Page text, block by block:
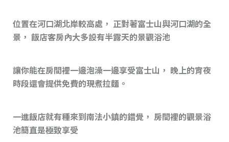
位置在河口湖北岸較高處， 正對著富士山與河口湖的全
景， 飯店客房內大多設有半露天的景觀浴池
讓你能在房間裡一邊泡澡一邊享受富士山， 晚上的宵夜
時段還會提供免費的現煮拉麵。
一進飯店就有種來到南法小鎮的錯覺， 房間裡的觀景浴
池簡直是極致享受